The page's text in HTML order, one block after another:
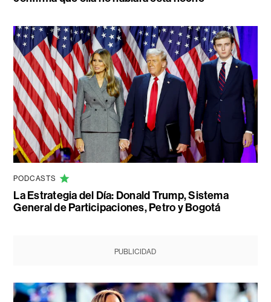
PODCASTS
La Estrategia del Día: Donald Trump, Sistema
General de Participaciones, Petro y Bogotá
PUBLICIDAD